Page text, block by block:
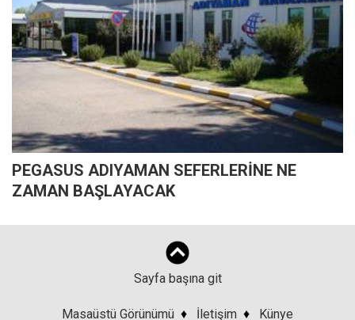
PEGASUS ADIYAMAN SEFERLERİNE NE
ZAMAN BAŞLAYACAK
Sayfa başına git
Masaüstü Görünümü ♦ İletişim ♦ Künye